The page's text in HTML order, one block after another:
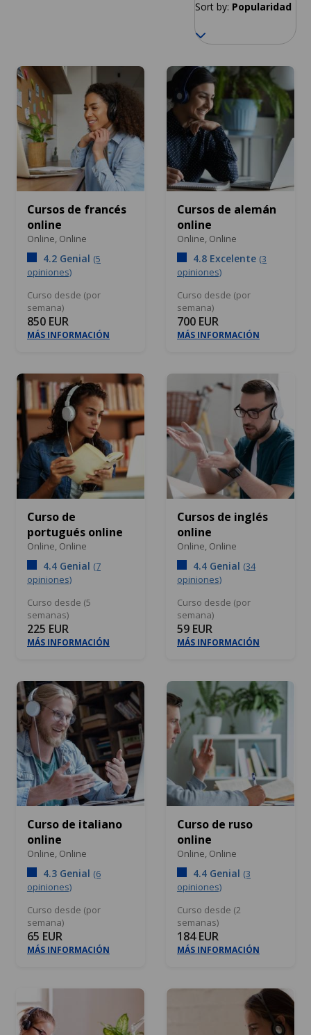
Sort by: Popularidad
Cursos de francés
online
Online, Online
4.2 Genial (5
opiniones)
Curso desde (por
semana)
850 EUR
MÁS INFORMACIÓN
Cursos de alemán
online
Online, Online
4.8 Excelente (3
opiniones)
Curso desde (por
semana)
700 EUR
MÁS INFORMACIÓN
Curso de
portugués online
Online, Online
4.4 Genial (7
opiniones)
Curso desde (5
semanas)
225 EUR
MÁS INFORMACIÓN
Cursos de inglés
online
Online, Online
4.4 Genial (34
opiniones)
Curso desde (por
semana)
59 EUR
MÁS INFORMACIÓN
Curso de italiano
online
Online, Online
4.3 Genial (6
opiniones)
Curso desde (por
semana)
65 EUR
MÁS INFORMACIÓN
Curso de ruso
online
Online, Online
4.4 Genial (3
opiniones)
Curso desde (2
semanas)
184 EUR
MÁS INFORMACIÓN